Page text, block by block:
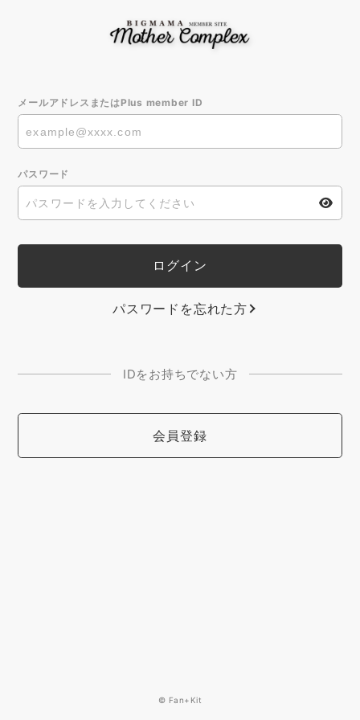
メールアドレスまたはPlus member ID
パスワード
パスワードを忘れた方
IDをお持ちでない方
会員登録
© Fan+Kit